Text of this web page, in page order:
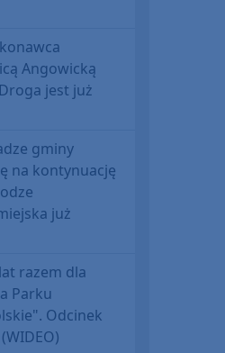
Angowicką
jest już
gminy
na kontynuację
już
razem dla
Parku
Odcinek